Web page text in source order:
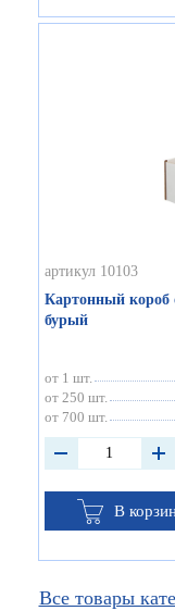
артикул 10103
Картонный короб
бурый
от 1 шт.
от 250 шт.
от 700 шт.
В
Все товары